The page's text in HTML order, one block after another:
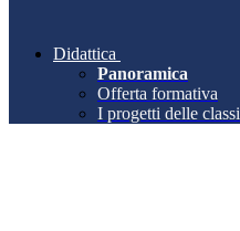
Didattica
Panoramica
Offerta formativa
I progetti delle classi